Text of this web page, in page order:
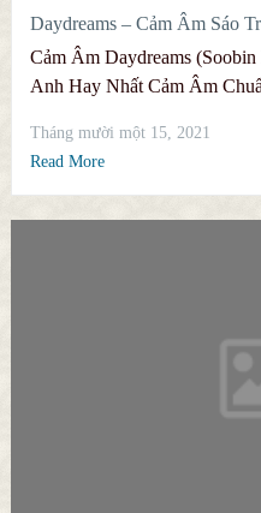
Daydreams – Cảm Âm Sáo
Cảm Âm Daydreams
Anh Hay Nhất Cảm Âm
Tháng mười một 15, 2021
Read More